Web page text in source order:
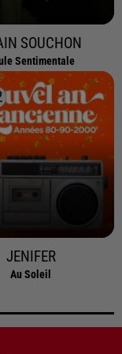
SOUCHON
Sentimentale
JENIFER
Au Soleil